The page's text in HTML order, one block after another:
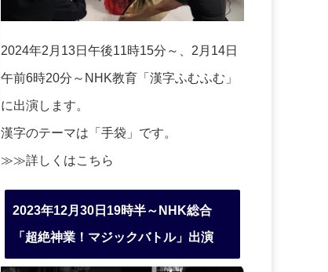
2024年2月13日午後11時15分～、2月14日
午前6時20分～NHK教育「漢字ふむふむ」
に出演します。
漢字のテーマは「手袋」です。
≫≫詳しくはこちら
2023年12月30日19時半～NHK総合
「超絶神業！マジックバトル」出演